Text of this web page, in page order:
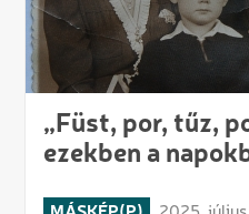
„Füst, por, tűz,
ezekben a